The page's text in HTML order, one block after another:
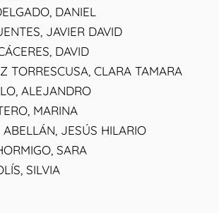
DANIEL
JAVIER DAVID
DAVID
TORRESCUSA, CLARA TAMARA
ALEJANDRO
MARINA
JESÚS HILARIO
SARA
SILVIA